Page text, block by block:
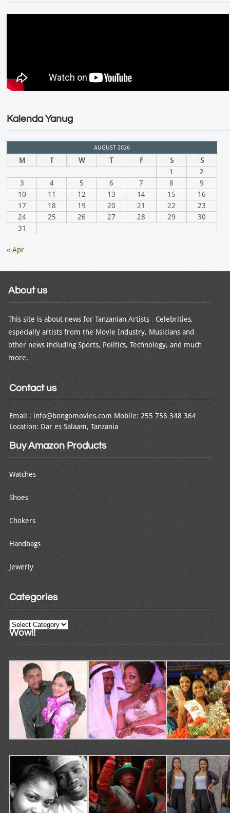
Kalenda Yanug
AUGUST 2026
M T W T F S
S
1
2
3
4 5 6 7 8
9
10
11 12 13 14 15
16
17
18 19 20 21 22
23
24
25 26 27 28 29
30
31
« Apr
About us
This site is about news for Tanzanian Artists , Celebrities,
especially artists from the Movie Industry, Musicians and
other news including Sports, Politics, Technology, and much
more.
Contact us
Email : info@bongomovies.com Mobile: 255 756 348 364
Location: Dar es Salaam, Tanzania
Buy Amazon Products
Watches
Shoes
Chokers
Handbags
Jewerly
Categories
Categories
Wow!!